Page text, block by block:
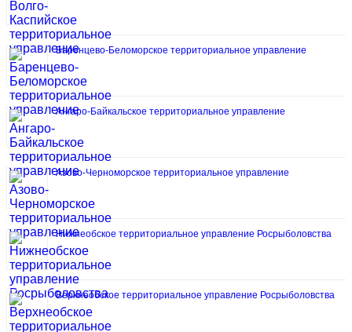
Баренцево-Беломорское территориальное управление
Ангаро-Байкальское территориальное управление
Азово-Черноморское территориальное управление
Нижнеобское территориальное управление Росрыболовства
Верхнеобское территориальное управление Росрыболовства